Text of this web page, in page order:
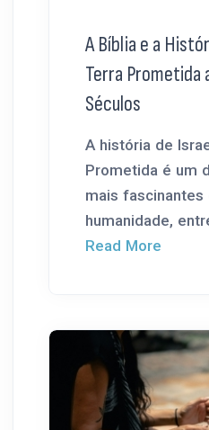
A Bíblia e a
Terra Prometida
Séculos
A história de
Prometida é um
mais fascinantes
humanidade,
Read More